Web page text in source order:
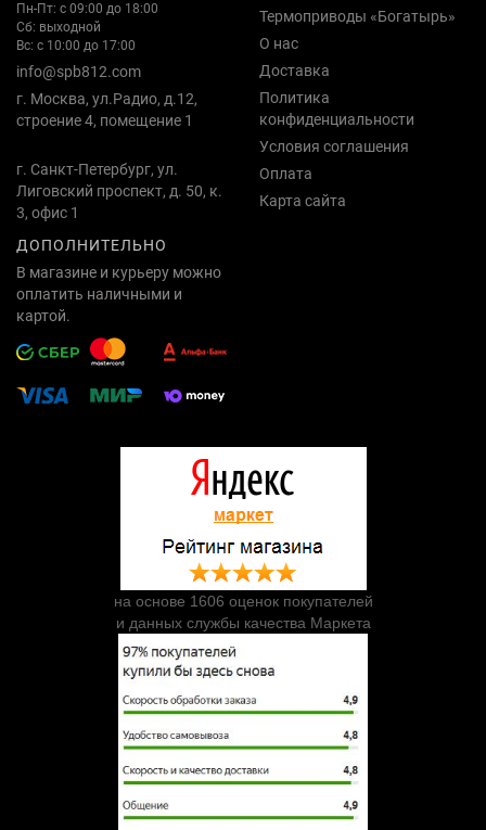
Пн-Пт: с 09:00 до 18:00
Сб: выходной
Вс: с 10:00 до 17:00
info@spb812.com
г. Москва, ул.Радио, д.12,
строение 4, помещение 1
г. Санкт-Петербург, ул.
Лиговский проспект, д. 50, к.
3, офис 1
Термоприводы «Богатырь»
О нас
Доставка
Политика
конфиденциальности
Условия соглашения
Оплата
Карта сайта
ДОПОЛНИТЕЛЬНО
В магазине и курьеру можно
оплатить наличными и
картой.
на основе 1606 оценок покупателей
и данных службы качества Маркета